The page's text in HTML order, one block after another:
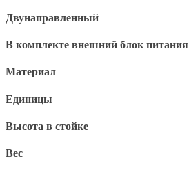
Двунаправленный
В комплекте внешний блок питания
Материал
Единицы
Высота в стойке
Вес